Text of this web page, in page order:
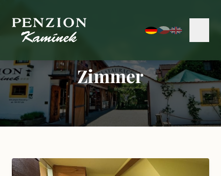
Zimmer